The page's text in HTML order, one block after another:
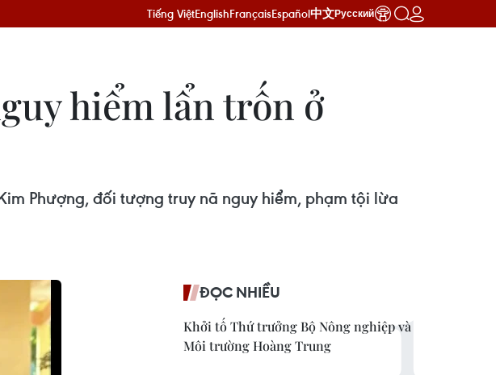
Tiếng ViệtEnglishFrançaisEspañol中文Русский
hiểm lẩn trốn ở
Phượng, đối tượng truy nã nguy hiểm, phạm tội lừa
ĐỌC NHIỀU
Khởi tố Thứ trưởng Bộ Nông nghiệp và
Môi trường Hoàng Trung